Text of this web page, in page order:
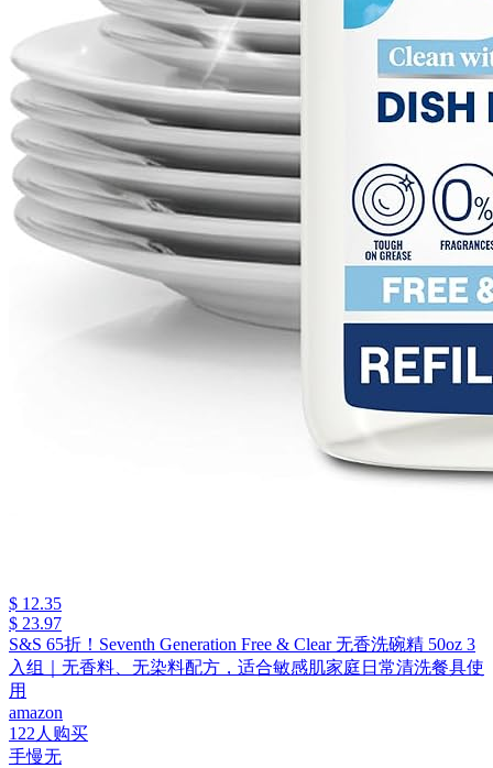
$ 12.35
$ 23.97
S&S 65折！Seventh Generation Free & Clear 无香洗碗精 50oz 3
入组｜无香料、无染料配方，适合敏感肌家庭日常清洗餐具使
用
amazon
122人购买
手慢无